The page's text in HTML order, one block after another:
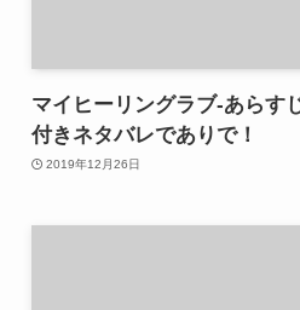
マイヒーリングラブ-あらす
付きネタバレでありで！
2019年12月26日